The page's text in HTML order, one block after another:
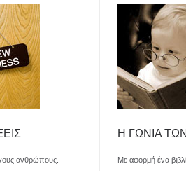
ανθρώπους.
Η ΓΩΝΙΑ
Με αφορμή ένα